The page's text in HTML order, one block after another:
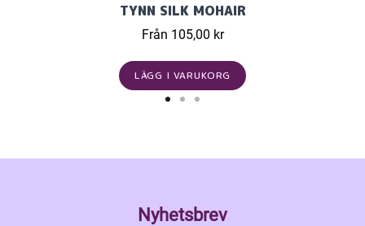
TYNN SILK MOHAIR
Från 105,00 kr
LÄGG I VARUKORG
Nyhetsbrev